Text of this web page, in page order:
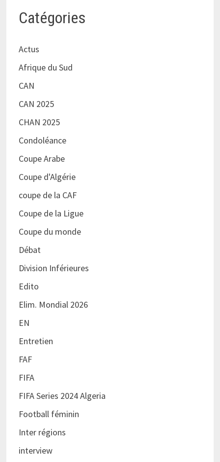
Catégories
Actus
Afrique du Sud
CAN
CAN 2025
CHAN 2025
Condoléance
Coupe Arabe
Coupe d'Algérie
coupe de la CAF
Coupe de la Ligue
Coupe du monde
Débat
Division Inférieures
Edito
Elim. Mondial 2026
EN
Entretien
FAF
FIFA
FIFA Series 2024 Algeria
Football féminin
Inter régions
interview